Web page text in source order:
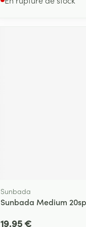
Sunbada
Sunbada Medium
19,95 €